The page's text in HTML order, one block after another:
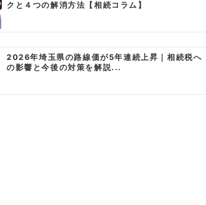
クと４つの解消方法【相続コラム】
2026年埼玉県の路線価が5年連続上昇｜相続税へ
の影響と今後の対策を解説...